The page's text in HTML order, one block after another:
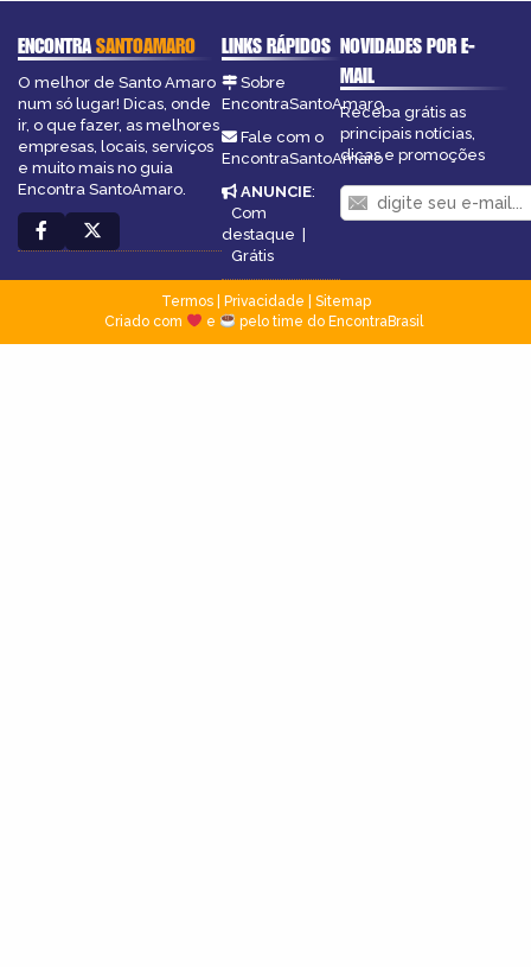
ENCONTRASANTOAMARO
O melhor de Santo Amaro
num só lugar! Dicas, onde
ir, o que fazer, as melhores
empresas, locais, serviços
e muito mais no guia
Encontra SantoAmaro.
LINKS RÁPIDOS
Sobre
EncontraSantoAmaro
Fale com o
EncontraSantoAmaro
ANUNCIE:
Com
destaque |
Grátis
NOVIDADES POR E-
MAIL
Receba grátis as
principais notícias,
dicas e promoções
Termos| Privacidade
Sitemap
Criado com
e pelo time do EncontraBrasil